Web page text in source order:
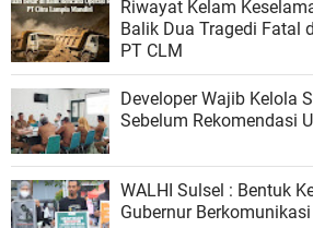
Riwayat Kelam
Balik Dua Tragedi Fatal
PT CLM
Developer Wajib Kelola
Sebelum Rekomendasi
WALHI Sulsel : Bentuk
Gubernur